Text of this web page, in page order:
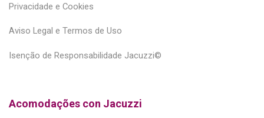
Privacidade e Cookies
Aviso Legal e Termos de Uso
Isenção de Responsabilidade Jacuzzi©
Acomodações con Jacuzzi